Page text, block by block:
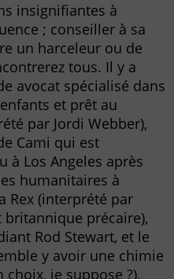
insignifiantes à
; conseiller à sa
un harceleur ou de
tous. Il y a
avocat spécialisé dans
et prêt au
par Jordi Webber),
Cami qui est
à Los Angeles après
humanitaires à
Rex (interprété par
britannique précaire),
Rod Stewart, et le
y avoir une chimie
choix, je suppose ?).